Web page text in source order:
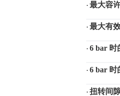
· 最大容
· 最大有
· 6 bar 时
· 6 bar 时
· 扭转间